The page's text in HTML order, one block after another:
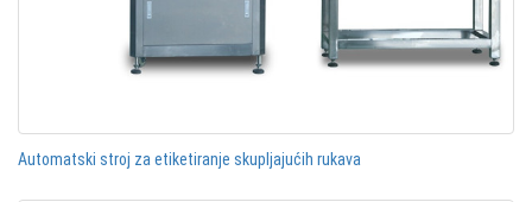
Automatski stroj za etiketiranje skupljajućih rukava